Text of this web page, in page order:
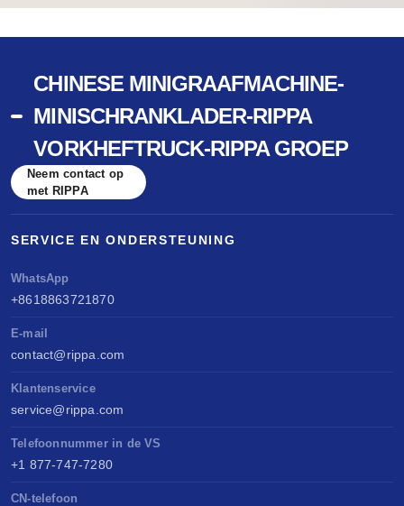
CHINESE MINIGRAAFMACHINE-
MINISCHRANKLADER-RIPPA
VORKHEFTRUCK-RIPPA GROEP
Neem contact op
met RIPPA
SERVICE EN ONDERSTEUNING
WhatsApp
+8618863721870
E-mail
contact@rippa.com
Klantenservice
service@rippa.com
Telefoonnummer in de VS
+1 877-747-7280
CN-telefoon